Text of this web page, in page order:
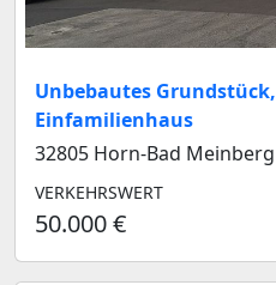
Unbebautes Grundstück,
Einfamilienhaus
32805 Horn-Bad Meinberg
VERKEHRSWERT
50.000 €